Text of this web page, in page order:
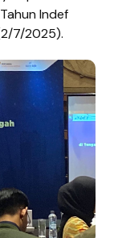
Indef
7/2025).